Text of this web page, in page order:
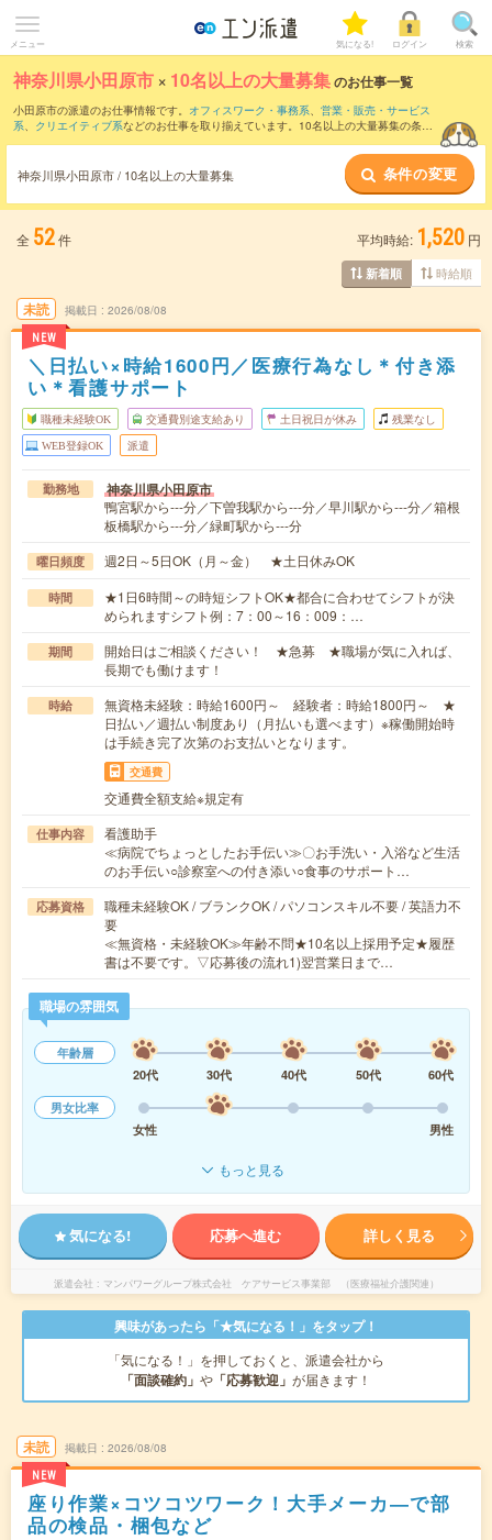
メニュー 気になる! ログイン 検索
神奈川県小田原市 × 10名以上の大量募集のお仕事一覧
小田原市の派遣のお仕事情報です。 オフィスワーク・事務系、 営業・販売・サービス
系、 クリエイティブ系などのお仕事を取り揃えています。10名以上の大量募集の条件
神奈川県小田原市 / 10名以上の大量募集 条件の変更
全 52件 平均時給: 1,520 円
新着順 時給順
未読
NEW
掲載日 2026/08/08
＼日払い×時給1600円／医療行為なし＊付き添
い＊看護サポート
職種未経験OK 交通費別途支給あり 土日祝日が休み 残業なし
WEB登録OK 派遣
勤務地 神奈川県小田原市
鴨宮駅から---分／下曽我駅から---分／早川駅から---分／箱根
板橋駅から---分／緑町駅から---分
曜日頻度 週2日～5日OK（月～金） ★土日休みOK
時間
★1日6時間～の時短シフトOK★都合に合わせてシフトが決
められますシフト例：7：00～16：009：…
期間
開始日はご相談ください！ ★急募 ★職場が気に入れば、
長期でも働けます！
時給
無資格未経験：時給1600円～ 経験者：時給1800円～ ★
日払い／週払い制度あり（月払いも選べます）※稼働開始時
は手続き完了次第のお支払いとなります。
交通費
交通費全額支給※規定有
仕事内容
看護助手
≪病院でちょっとしたお手伝い≫〇お手洗い・入浴など生活
のお手伝い○診察室への付き添い○食事のサポート…
応募資格
職種未経験OK / ブランクOK / パソコンスキル不要 / 英語力不
要
≪無資格・未経験OK≫年齢不問★10名以上採用予定★履歴
書は不要です。▽応募後の流れ1)翌営業日まで…
職場の雰囲気
年齢層
20代
30代 40代 50代
60代
男女比率
女性
男性
もっと見る
気になる! 応募へ進む 詳しく見る
派遣会社 マンパワーグループ株式会社 ケアサービス事業部 （医療福祉介護関連）
興味があったら「★気になる！」をタップ！
「気になる！」を押しておくと、派遣会社から
「面談確約」 や 「応募歓迎」 が届きます！
未読
NEW
掲載日 2026/08/08
座り作業×コツコツワーク！大手メーカ―で部
品の検品・梱包など